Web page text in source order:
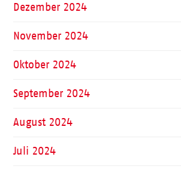
Dezember 2024
November 2024
Oktober 2024
September 2024
August 2024
Juli 2024